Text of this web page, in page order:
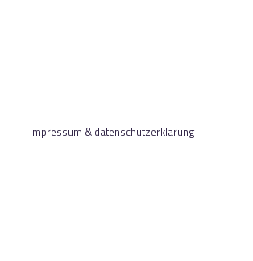
impressum & datenschutzerklärung